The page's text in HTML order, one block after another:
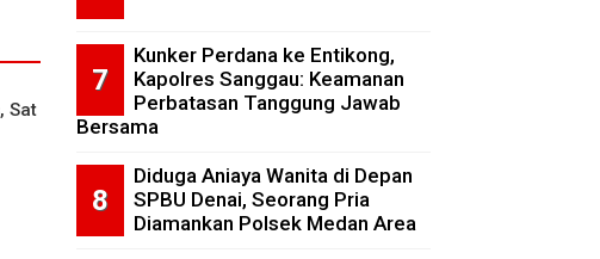
Sat
Kunker Perdana ke Entikong,
Kapolres Sanggau: Keamanan
Perbatasan Tanggung Jawab
Bersama
Diduga Aniaya Wanita di Depan
SPBU Denai, Seorang Pria
Diamankan Polsek Medan Area